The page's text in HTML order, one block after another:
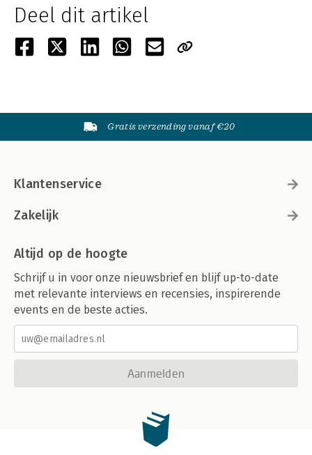
Deel dit artikel
Gratis verzending vanaf €20
Klantenservice
Zakelijk
Altijd op de hoogte
Schrijf u in voor onze nieuwsbrief en blijf up-to-date
met relevante interviews en recensies, inspirerende
events en de beste acties.
Aanmelden